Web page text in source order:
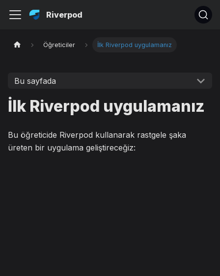
Riverpod
Öğreticiler İlk Riverpod uygulamanız
Bu sayfada
İlk Riverpod uygulamanız
Bu öğreticide Riverpod kullanarak rastgele şaka
üreten bir uygulama geliştireceğiz: